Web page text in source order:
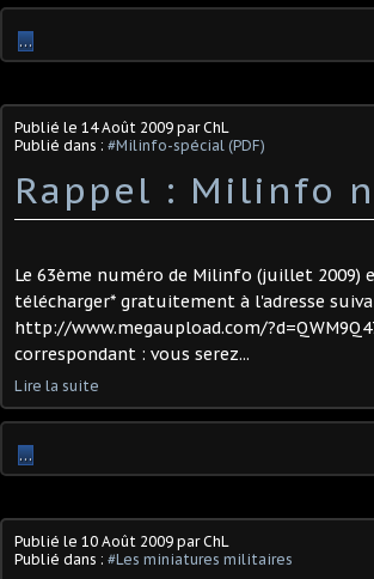
…
Publié le 14 Août 2009 par ChL
Publié dans : #Milinfo-spécial (PDF)
Rappel : Milinfo
Le 63ème numéro de Milinfo (juillet 2009)
télécharger* gratuitement à l'adresse
http://www.megaupload.com/
correspondant : vous serez...
Lire la suite
…
Publié le 10 Août 2009 par ChL
Publié dans : #Les miniatures militaires